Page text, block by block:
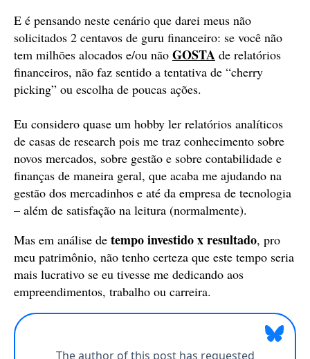
E é pensando neste cenário que darei meus não
solicitados 2 centavos de guru financeiro: se você não
tem milhões alocados e/ou não GOSTA de relatórios
financeiros, não faz sentido a tentativa de “cherry
picking” ou escolha de poucas ações.
Eu considero quase um hobby ler relatórios analíticos
de casas de research pois me traz conhecimento sobre
novos mercados, sobre gestão e sobre contabilidade e
finanças de maneira geral, que acaba me ajudando na
gestão dos mercadinhos e até da empresa de tecnologia
– além de satisfação na leitura (normalmente).
Mas em análise de tempo investido x resultado, pro
meu patrimônio, não tenho certeza que este tempo seria
mais lucrativo se eu tivesse me dedicando aos
empreendimentos, trabalho ou carreira.